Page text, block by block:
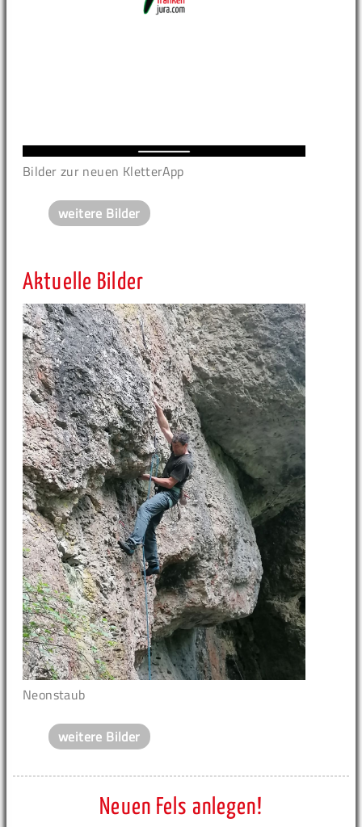
Bilder zur neuen KletterApp
weitere Bilder
Aktuelle Bilder
Neonstaub
weitere Bilder
Neuen Fels anlegen!